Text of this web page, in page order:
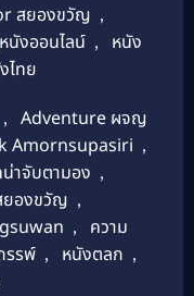
สยองขวัญ ,
นังออนไลน์ ,
หนัง
ไทย
,
Adventure ผจญ
Amornsupasiri ,
าจับตามอง ,
องขวัญ ,
,
ความ
รรพ์ , หนังตลก ,